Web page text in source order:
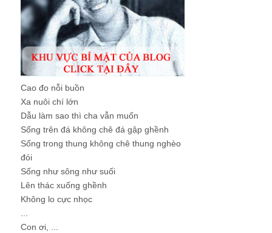
Cao đo nỗi buồn
Xa nuôi chí lớn
Dẫu làm sao thì cha vẫn muốn
Sống trên đá không chê đá gập ghềnh
Sống trong thung không chê thung nghèo
đói
Sống như sông như suối
Lên thác xuống ghềnh
Không lo cực nhọc
Con ơi, ...